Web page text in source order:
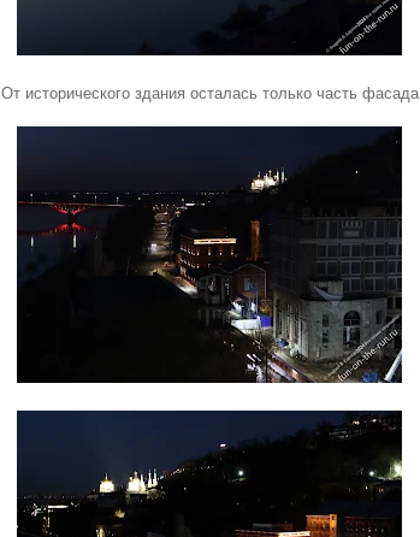
От исторического здания осталась только часть фасада